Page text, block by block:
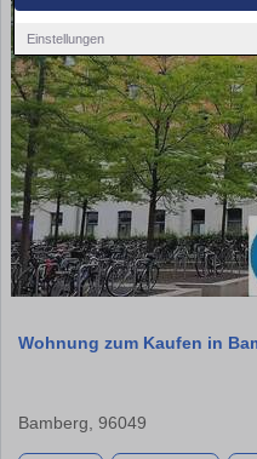
Einstellungen
Wohnung zum Kaufen in
Bamberg, 96049